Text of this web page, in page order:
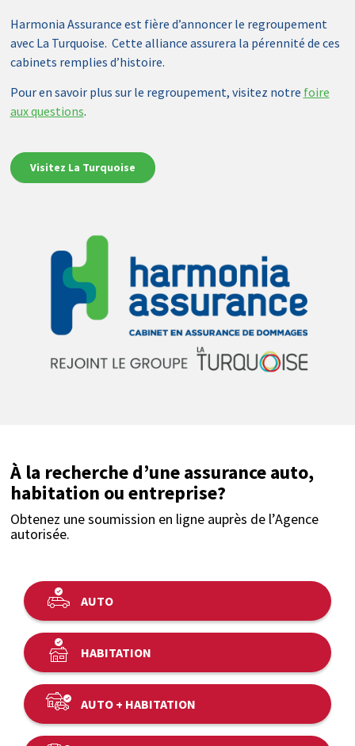
Harmonia Assurance est fière d’annoncer le regroupement
avec La Turquoise. Cette alliance assurera la pérennité de ces
cabinets remplies d’histoire.
Pour en savoir plus sur le regroupement, visitez notre foire
aux questions.
Visitez La Turquoise
À la recherche d’une assurance auto,
habitation ou entreprise?
Obtenez une soumission en ligne auprès de l’Agence
autorisée.
AUTO
HABITATION
AUTO + HABITATION